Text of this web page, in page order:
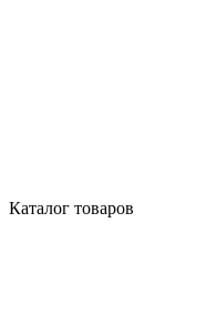
Каталог товаров